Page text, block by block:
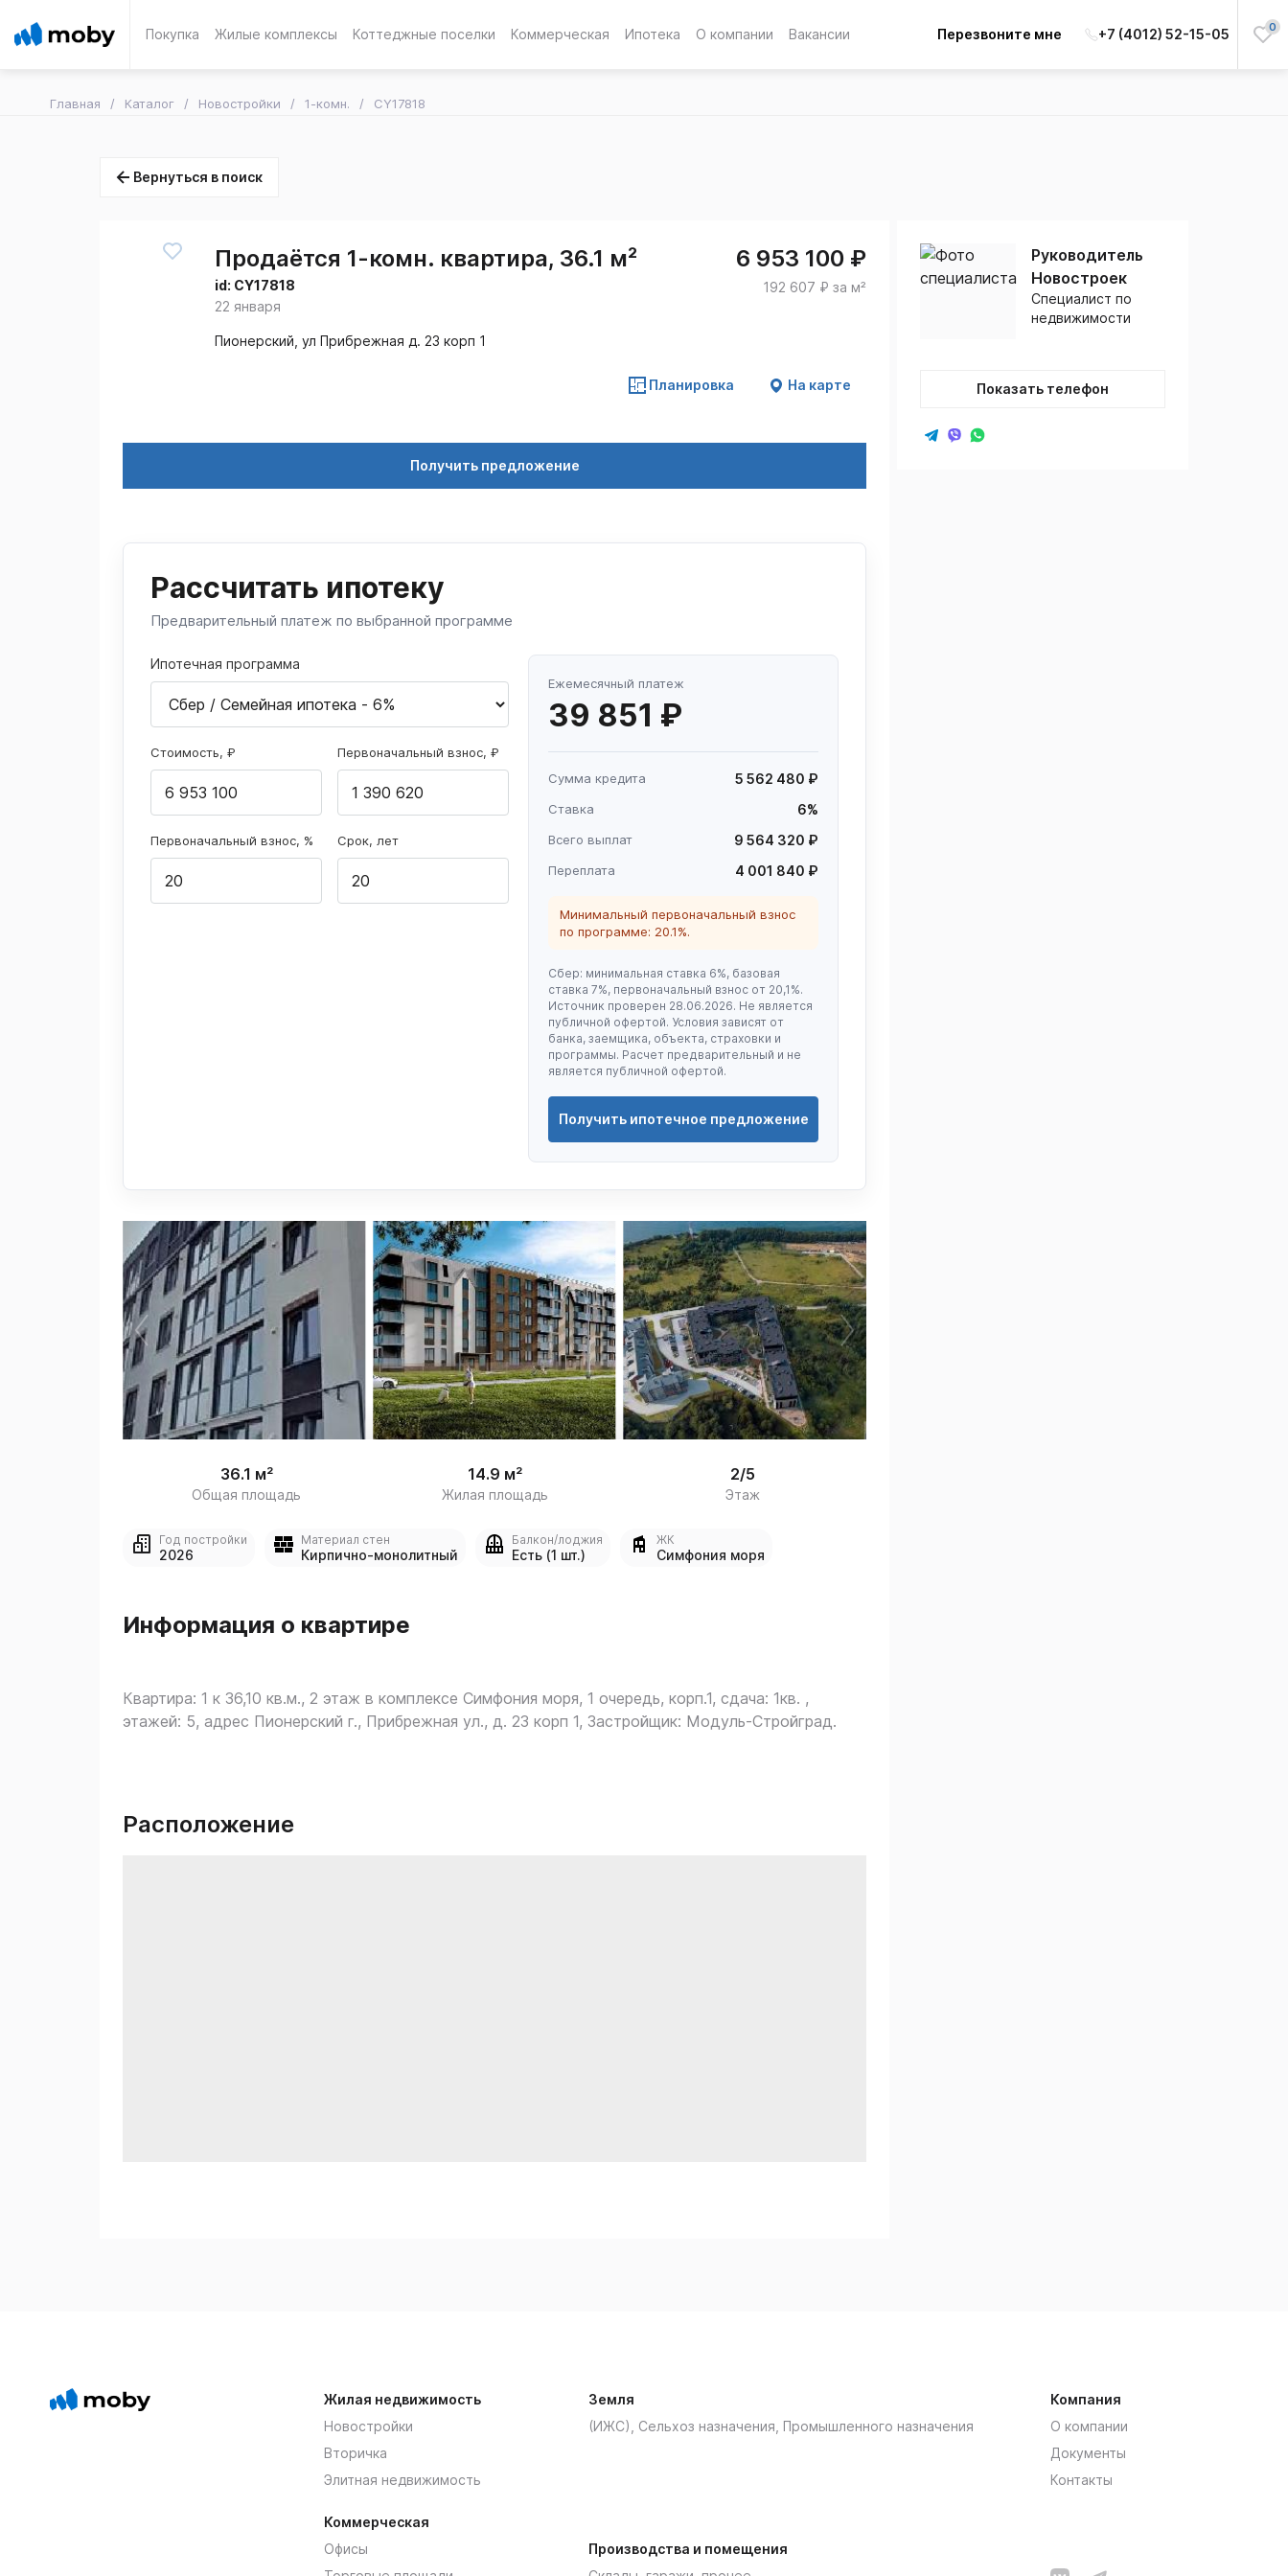
Покупка Жилые комплексы Коттеджные поселки Коммерческая Ипотека О компании Вакансии Перезвоните мне +7 (4012) 52-15-05 0
Главная Каталог Новостройки 1-комн. CY17818
Вернуться в поиск
Продаётся 1-комн. квартира, 36.1 м²
id: CY17818
22 января
6 953 100 ₽
192 607 ₽ за м²
Пионерский, ул Прибрежная д. 23 корп 1
Планировка На карте
Получить предложение
Рассчитать ипотеку
Предварительный платеж по выбранной программе
Ипотечная программа
Стоимость, ₽ Первоначальный взнос, ₽
Первоначальный взнос, % Срок, лет
Ежемесячный платеж
39 851 ₽
Сумма кредита 5 562 480 ₽
Ставка 6%
Всего выплат 9 564 320 ₽
Переплата 4 001 840 ₽
Минимальный первоначальный взнос
по программе: 20.1%.
Сбер: минимальная ставка 6%, базовая
ставка 7%, первоначальный взнос от 20,1%.
Источник проверен 28.06.2026. Не является
публичной офертой. Условия зависят от
банка, заемщика, объекта, страховки и
программы. Расчет предварительный и не
является публичной офертой.
Получить ипотечное предложение
1
/
8
36.1 м²
Общая площадь
14.9 м²
Жилая площадь
2/5
Этаж
Год постройки
2026
Материал стен
Кирпично-монолитный
Балкон/лоджия
Есть (1 шт.)
ЖК
Симфония моря
Информация о квартире
Квартира: 1 к 36,10 кв.м., 2 этаж в комплексе Симфония моря, 1 очередь, корп.1, сдача: 1кв. ,
этажей: 5, адрес Пионерский г., Прибрежная ул., д. 23 корп 1, Застройщик: Модуль-Стройград.
Расположение
Руководитель
Новостроек
Специалист по
недвижимости
Показать телефон
Жилая недвижимость
Новостройки
Вторичка
Элитная недвижимость
Коммерческая
Офисы
Земля
(ИЖС), Сельхоз назначения, Промышленного назначения
Производства и помещения
Компания
О компании
Документы
Контакты